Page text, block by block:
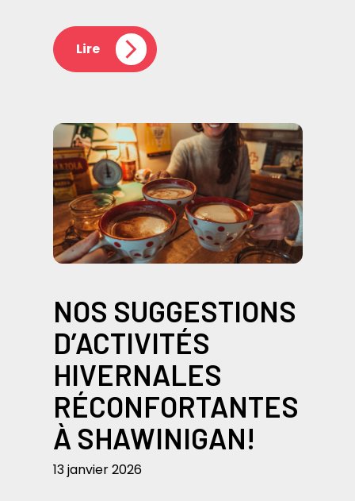
Lire
NOS SUGGESTIONS
D’ACTIVITÉS
HIVERNALES
RÉCONFORTANTES
À SHAWINIGAN!
13 janvier 2026